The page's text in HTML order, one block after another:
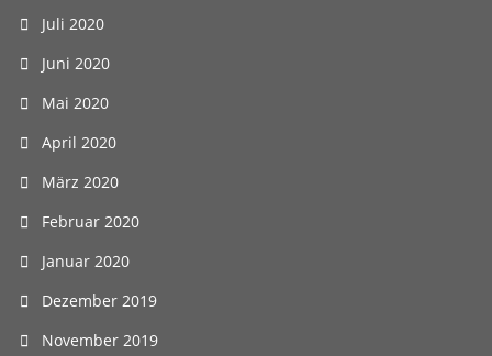
Juli 2020
Juni 2020
Mai 2020
April 2020
März 2020
Februar 2020
Januar 2020
Dezember 2019
November 2019